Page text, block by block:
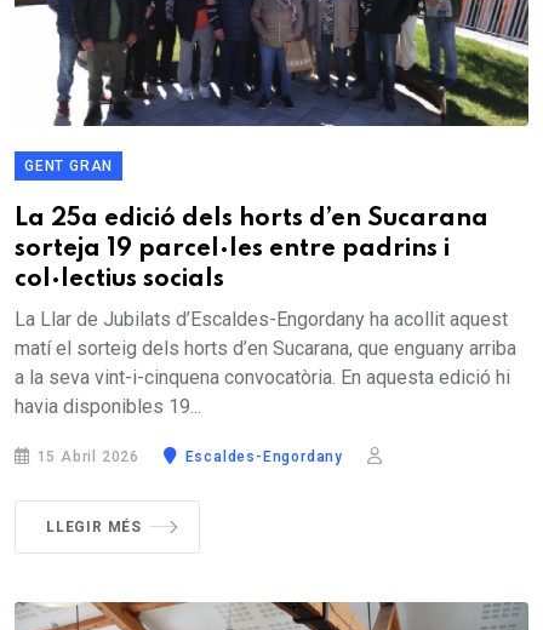
GENT GRAN
La 25a edició dels horts d’en Sucarana
sorteja 19 parcel·les entre padrins i
col·lectius socials
La Llar de Jubilats d’Escaldes-Engordany ha acollit aquest
matí el sorteig dels horts d’en Sucarana, que enguany arriba
a la seva vint-i-cinquena convocatòria. En aquesta edició hi
havia disponibles 19...
15 Abril 2026 Escaldes-Engordany
LLEGIR MÉS